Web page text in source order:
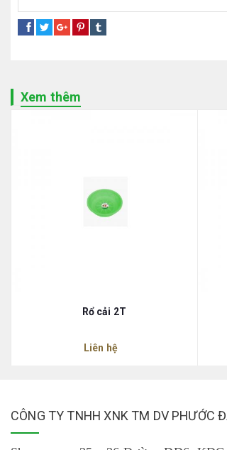
Xem thêm
Rổ cải 2T
Liên hệ
CÔNG TY TNHH XNK TM DV PHƯỚC